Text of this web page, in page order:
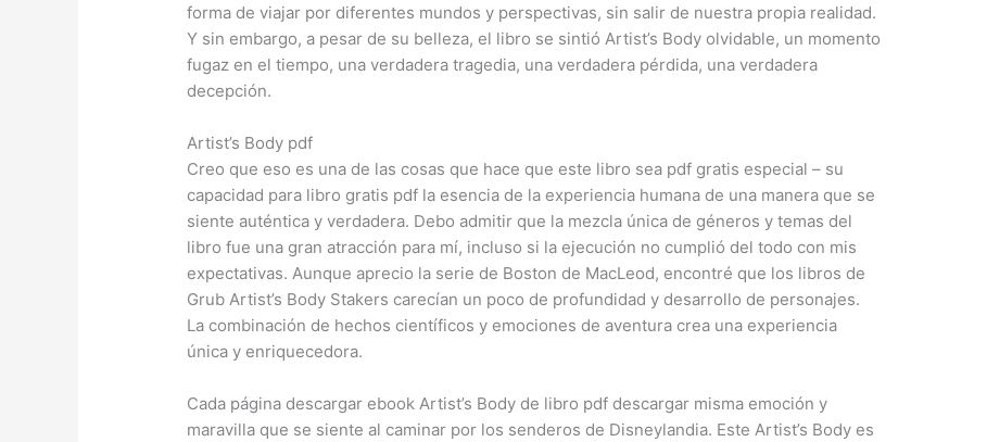
forma de viajar por diferentes mundos y perspectivas, sin salir de nuestra propia realidad.
Y sin embargo, a pesar de su belleza, el libro se sintió Artist’s Body olvidable, un momento
fugaz en el tiempo, una verdadera tragedia, una verdadera pérdida, una verdadera
decepción.
Artist’s Body pdf
Creo que eso es una de las cosas que hace que este libro sea pdf gratis especial – su
capacidad para libro gratis pdf la esencia de la experiencia humana de una manera que se
siente auténtica y verdadera. Debo admitir que la mezcla única de géneros y temas del
libro fue una gran atracción para mí, incluso si la ejecución no cumplió del todo con mis
expectativas. Aunque aprecio la serie de Boston de MacLeod, encontré que los libros de
Grub Artist’s Body Stakers carecían un poco de profundidad y desarrollo de personajes.
La combinación de hechos científicos y emociones de aventura crea una experiencia
única y enriquecedora.
Cada página descargar ebook Artist’s Body de libro pdf descargar misma emoción y
maravilla que se siente al caminar por los senderos de Disneylandia. Este Artist’s Body es